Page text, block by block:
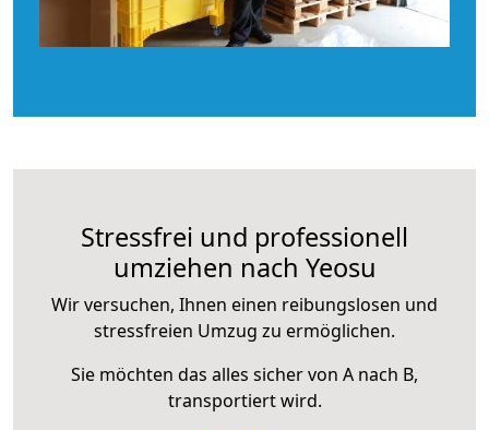
Stressfrei und professionell
umziehen nach Yeosu
Wir versuchen, Ihnen einen reibungslosen und
stressfreien Umzug zu ermöglichen.
Sie möchten das alles sicher von A nach B,
transportiert wird.